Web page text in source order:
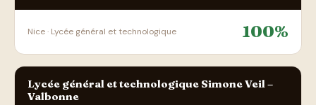
Nice · Lycée général et technologique 100%
Lycée général et technologique Simone Veil –
Valbonne